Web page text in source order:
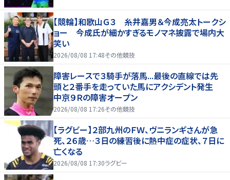
【競輪】和歌山Ｇ３ 糸井嘉男＆今成亮太トークシ
ョー 今成氏が細かすぎるモノマネ披露で場内大
笑い
2026/08/08 17:48その他競技
障害レースで３騎手が落馬...最後の直線では先
頭と２番手を走っていた馬にアクシデント発生
中京９Ｒの障害オープン
2026/08/08 17:26その他競技
【ラグビー】２部九州のＦＷ、ヴニランギさんが急
死、２６歳…３日の練習後に熱中症の症状、７日に
亡くなる
2026/08/08 17:30ラグビー